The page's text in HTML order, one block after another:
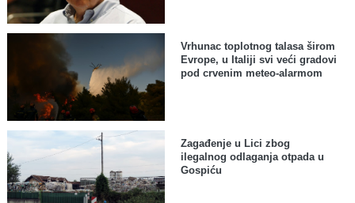
Vrhunac toplotnog talasa širom
Evrope, u Italiji svi veći gradovi
pod crvenim meteo-alarmom
Zagađenje u Lici zbog
ilegalnog odlaganja otpada u
Gospiću